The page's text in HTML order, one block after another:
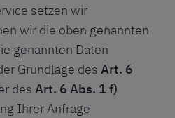
setzen wir
wir die oben genannten
genannten Daten
Grundlage des Art. 6
des Art. 6 Abs. 1 f)
Ihrer Anfrage